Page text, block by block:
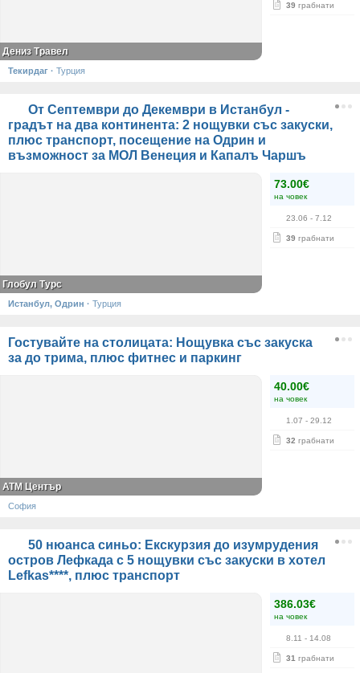
39 грабнати
Дениз Травел
Текирдаг · Турция
От Септември до Декември в Истанбул -
градът на два континента: 2 нощувки със закуски,
плюс транспорт, посещение на Одрин и
възможност за МОЛ Венеция и Капалъ Чаршъ
73.00€
на човек
23.06 - 7.12
39 грабнати
Глобул Турс
Истанбул, Одрин · Турция
Гостувайте на столицата: Нощувка със закуска
за до трима, плюс фитнес и паркинг
40.00€
на човек
1.07 - 29.12
32 грабнати
АТМ Център
София
50 нюанса синьо: Екскурзия до изумрудения
остров Лефкада с 5 нощувки със закуски в хотел
Lefkas****, плюс транспорт
386.03€
на човек
8.11 - 14.08
31 грабнати